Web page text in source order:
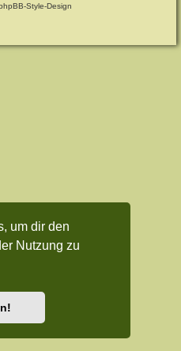
um dir den
Nutzung zu
Style-Design